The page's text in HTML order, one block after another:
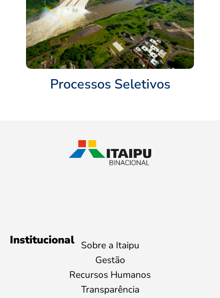
Processos Seletivos
Institucional Sobre a Itaipu
Gestão
Recursos Humanos
Transparência